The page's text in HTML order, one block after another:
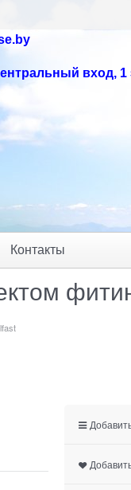
вход, 1
Контакты